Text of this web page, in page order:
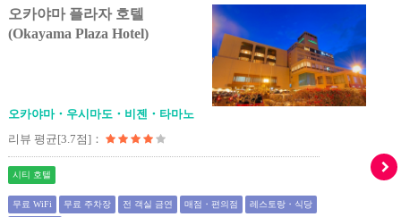
오카야마 플라자 호텔
(Okayama Plaza Hotel)
오카야마・우시마도・비젠・타마노
리뷰 평균[3.7점]：
시티 호텔
무료 WiFi 무료 주차장 전 객실 금연 매점・편의점 레스토랑・식당